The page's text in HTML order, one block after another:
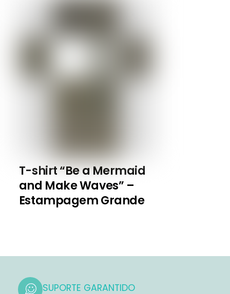
T-shirt “Be a Mermaid
and Make Waves” –
Estampagem Grande
SUPORTE GARANTIDO